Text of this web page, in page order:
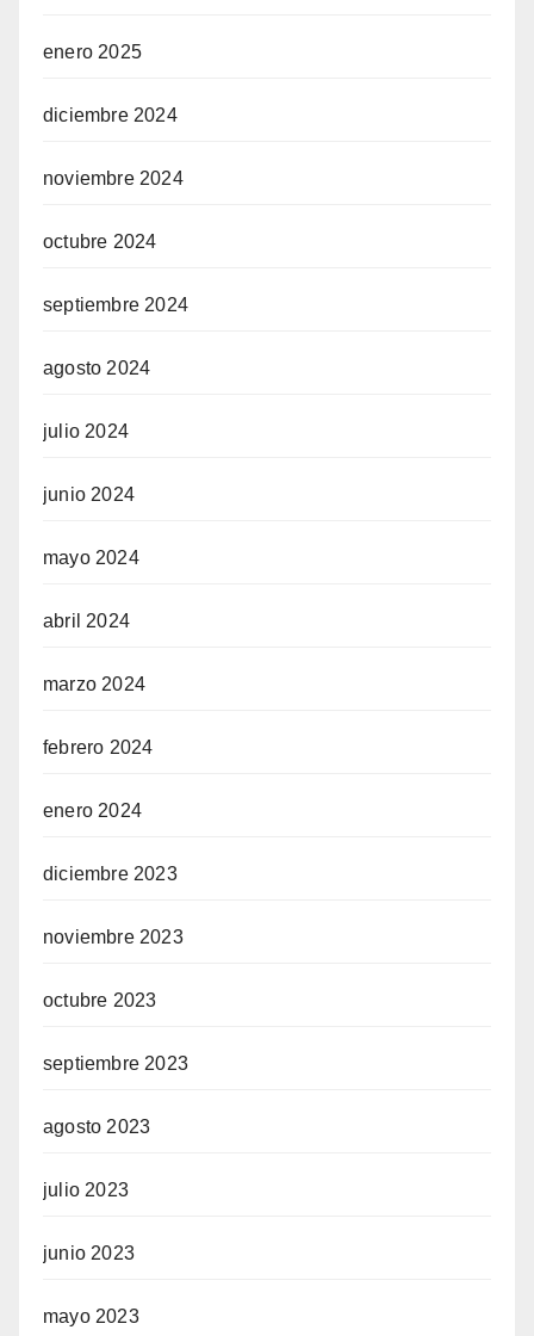
enero 2025
diciembre 2024
noviembre 2024
octubre 2024
septiembre 2024
agosto 2024
julio 2024
junio 2024
mayo 2024
abril 2024
marzo 2024
febrero 2024
enero 2024
diciembre 2023
noviembre 2023
octubre 2023
septiembre 2023
agosto 2023
julio 2023
junio 2023
mayo 2023